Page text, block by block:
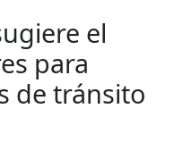
el
para
de tránsito